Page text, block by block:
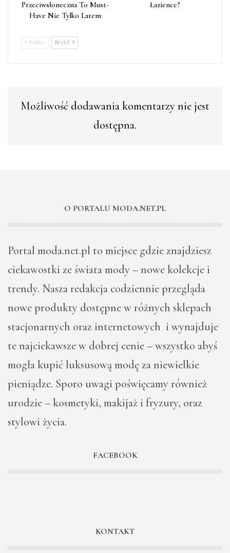
Przeciwsłoneczna To Must-
Have Nie Tylko Latem
Łazience?
POPRZ NAST
Możliwość dodawania komentarzy nie jest
dostępna.
O PORTALU MODA.NET.PL
Portal moda.net.pl to miejsce gdzie znajdziesz
ciekawostki ze świata mody – nowe kolekcje i
trendy. Nasza redakcja codziennie przegląda
nowe produkty dostępne w różnych sklepach
stacjonarnych oraz internetowych i wynajduje
te najciekawsze w dobrej cenie – wszystko abyś
mogła kupić luksusową modę za niewielkie
pieniądze. Sporo uwagi poświęcamy również
urodzie – kosmetyki, makijaż i fryzury, oraz
stylowi życia.
FACEBOOK
KONTAKT